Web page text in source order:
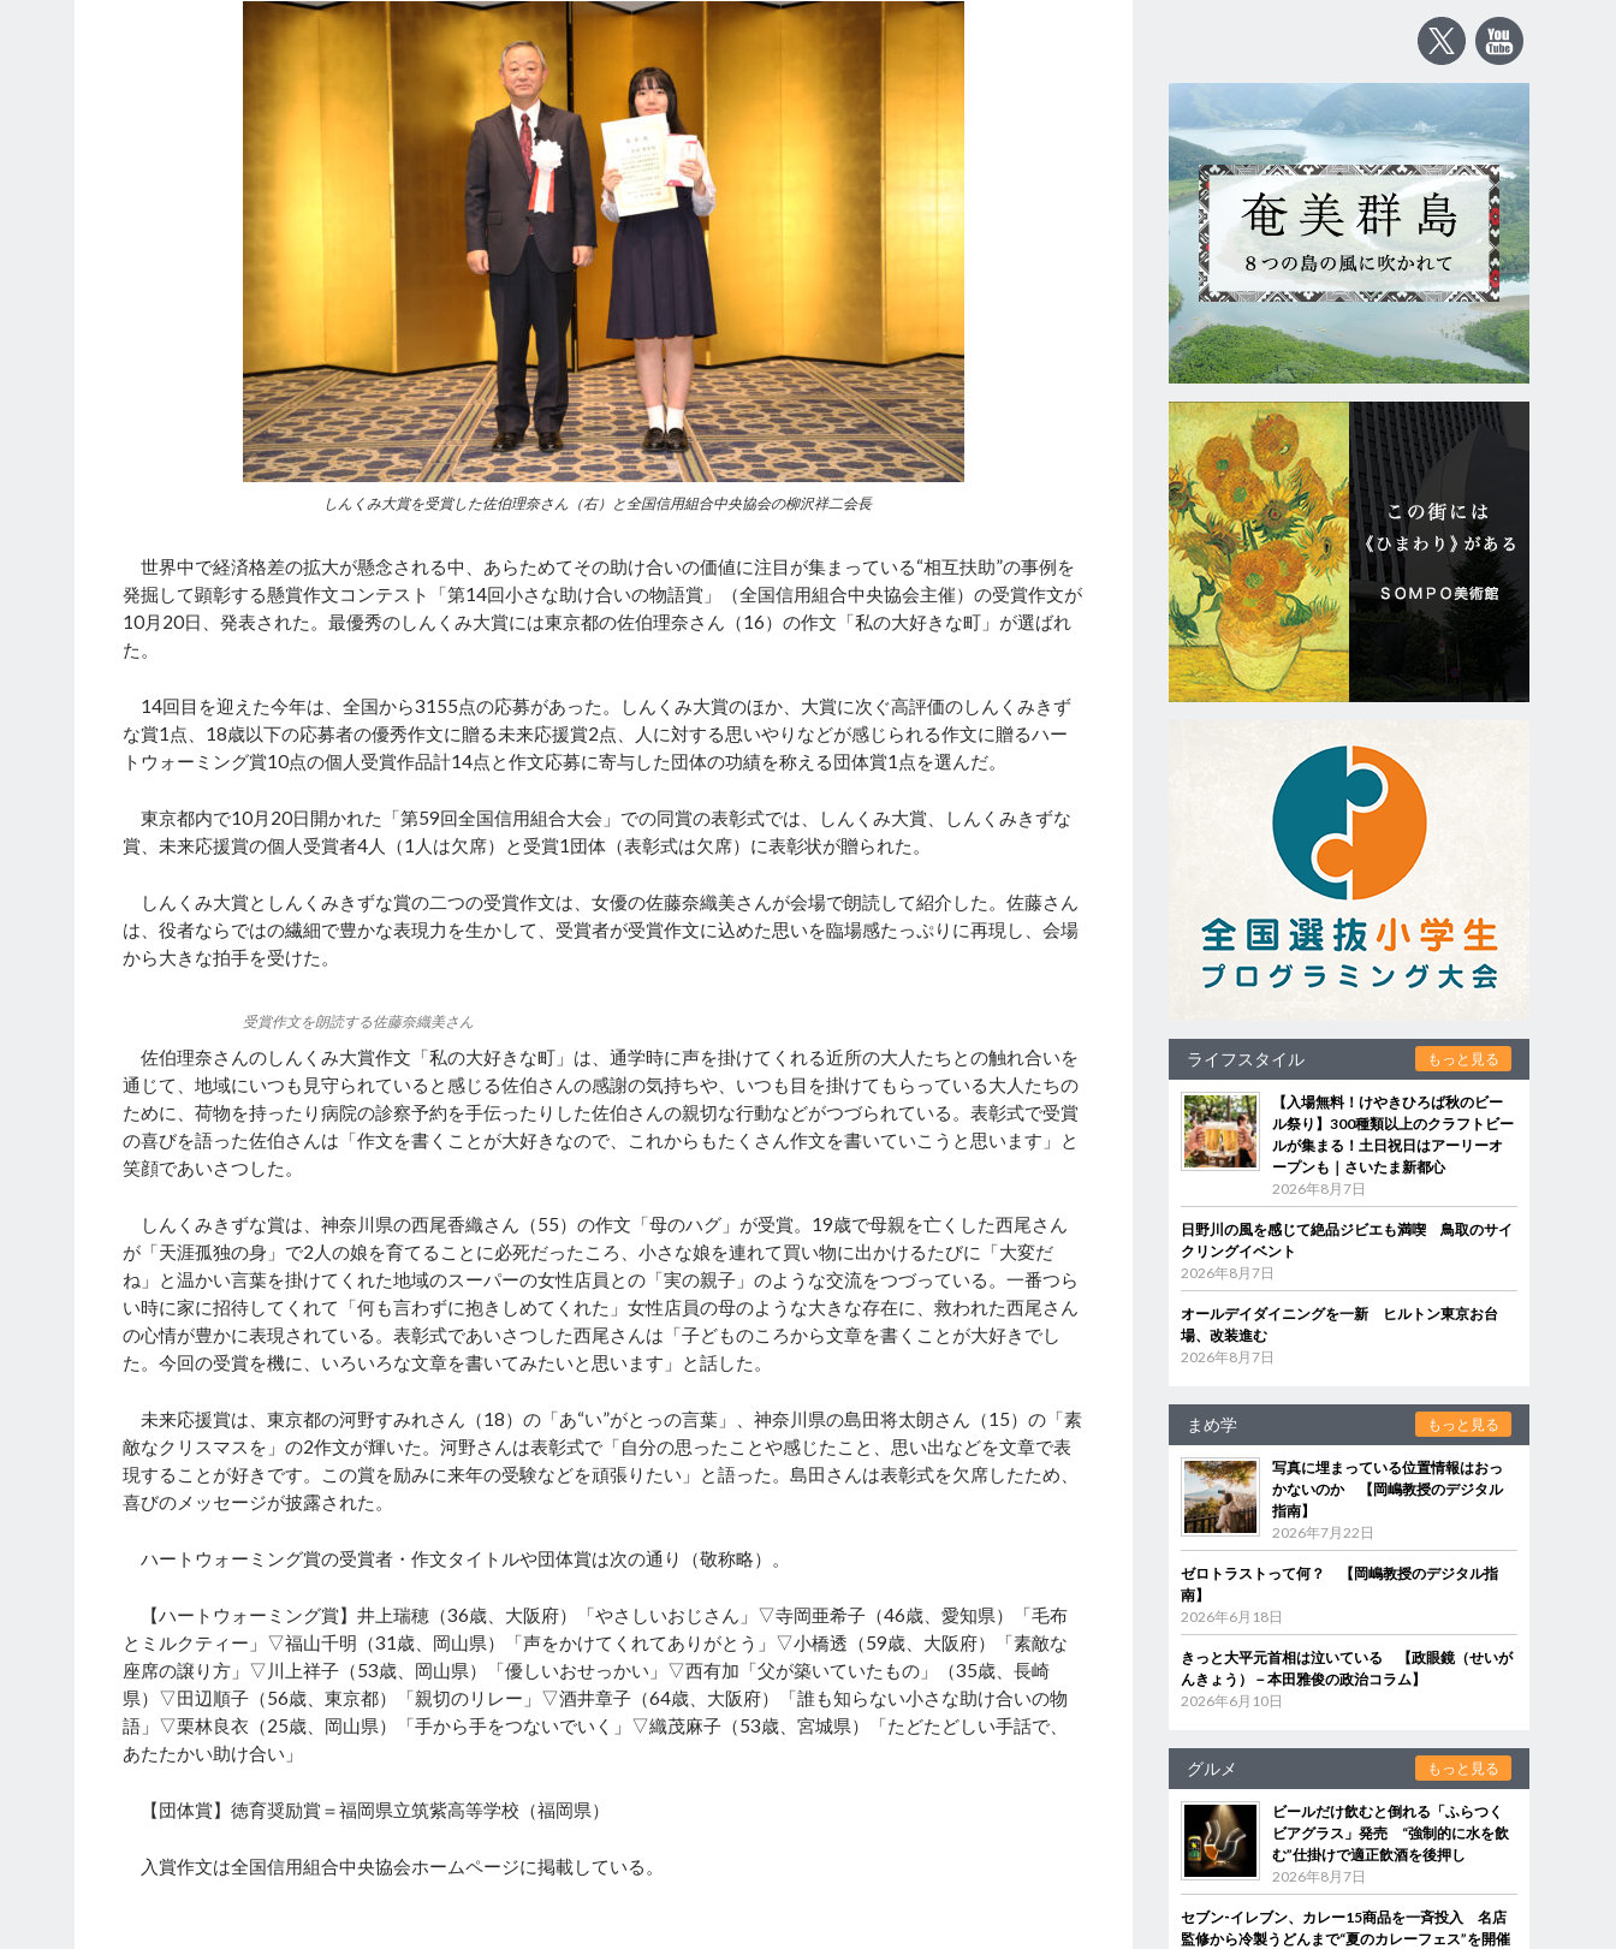
しんくみ大賞を受賞した佐伯理奈さん（右）と全国信用組合中央協会の柳沢祥二会長
世界中で経済格差の拡大が懸念される中、あらためてその助け合いの価値に注目が集まっている“相互扶助”の事例を
発掘して顕彰する懸賞作文コンテスト「第14回小さな助け合いの物語賞」（全国信用組合中央協会主催）の受賞作文が
10月20日、発表された。最優秀のしんくみ大賞には東京都の佐伯理奈さん（16）の作文「私の大好きな町」が選ばれ
た。
14回目を迎えた今年は、全国から3155点の応募があった。しんくみ大賞のほか、大賞に次ぐ高評価のしんくみきず
な賞1点、18歳以下の応募者の優秀作文に贈る未来応援賞2点、人に対する思いやりなどが感じられる作文に贈るハー
トウォーミング賞10点の個人受賞作品計14点と作文応募に寄与した団体の功績を称える団体賞1点を選んだ。
東京都内で10月20日開かれた「第59回全国信用組合大会」での同賞の表彰式では、しんくみ大賞、しんくみきずな
賞、未来応援賞の個人受賞者4人（1人は欠席）と受賞1団体（表彰式は欠席）に表彰状が贈られた。
しんくみ大賞としんくみきずな賞の二つの受賞作文は、女優の佐藤奈織美さんが会場で朗読して紹介した。佐藤さん
は、役者ならではの繊細で豊かな表現力を生かして、受賞者が受賞作文に込めた思いを臨場感たっぷりに再現し、会場
から大きな拍手を受けた。
受賞作文を朗読する佐藤奈織美さん
佐伯理奈さんのしんくみ大賞作文「私の大好きな町」は、通学時に声を掛けてくれる近所の大人たちとの触れ合いを
通じて、地域にいつも見守られていると感じる佐伯さんの感謝の気持ちや、いつも目を掛けてもらっている大人たちの
ために、荷物を持ったり病院の診察予約を手伝ったりした佐伯さんの親切な行動などがつづられている。表彰式で受賞
の喜びを語った佐伯さんは「作文を書くことが大好きなので、これからもたくさん作文を書いていこうと思います」と
笑顔であいさつした。
しんくみきずな賞は、神奈川県の西尾香織さん（55）の作文「母のハグ」が受賞。19歳で母親を亡くした西尾さん
が「天涯孤独の身」で2人の娘を育てることに必死だったころ、小さな娘を連れて買い物に出かけるたびに「大変だ
ね」と温かい言葉を掛けてくれた地域のスーパーの女性店員との「実の親子」のような交流をつづっている。一番つら
い時に家に招待してくれて「何も言わずに抱きしめてくれた」女性店員の母のような大きな存在に、救われた西尾さん
の心情が豊かに表現されている。表彰式であいさつした西尾さんは「子どものころから文章を書くことが大好きでし
た。今回の受賞を機に、いろいろな文章を書いてみたいと思います」と話した。
未来応援賞は、東京都の河野すみれさん（18）の「あ“い”がとっの言葉」、神奈川県の島田将太朗さん（15）の「素
敵なクリスマスを」の2作文が輝いた。河野さんは表彰式で「自分の思ったことや感じたこと、思い出などを文章で表
現することが好きです。この賞を励みに来年の受験などを頑張りたい」と語った。島田さんは表彰式を欠席したため、
喜びのメッセージが披露された。
ハートウォーミング賞の受賞者・作文タイトルや団体賞は次の通り（敬称略）。
【ハートウォーミング賞】井上瑞穂（36歳、大阪府）「やさしいおじさん」▽寺岡亜希子（46歳、愛知県）「毛布
とミルクティー」▽福山千明（31歳、岡山県）「声をかけてくれてありがとう」▽小橋透（59歳、大阪府）「素敵な
座席の譲り方」▽川上祥子（53歳、岡山県）「優しいおせっかい」▽西有加「父が築いていたもの」（35歳、長崎
県）▽田辺順子（56歳、東京都）「親切のリレー」▽酒井章子（64歳、大阪府）「誰も知らない小さな助け合いの物
語」▽栗林良衣（25歳、岡山県）「手から手をつないでいく」▽織茂麻子（53歳、宮城県）「たどたどしい手話で、
あたたかい助け合い」
【団体賞】徳育奨励賞＝福岡県立筑紫高等学校（福岡県）
入賞作文は全国信用組合中央協会ホームページに掲載している。
ライフスタイル もっと見る
【入場無料！けやきひろば秋のビー
ル祭り】300種類以上のクラフトビー
ルが集まる！土日祝日はアーリーオ
ープンも｜さいたま新都心
2026年8月7日
日野川の風を感じて絶品ジビエも満喫 鳥取のサイ
クリングイベント
2026年8月7日
オールデイダイニングを一新 ヒルトン東京お台
場、改装進む
2026年8月7日
まめ学 もっと見る
写真に埋まっている位置情報はおっ
かないのか 【岡嶋教授のデジタル
指南】
2026年7月22日
ゼロトラストって何？ 【岡嶋教授のデジタル指
南】
2026年6月18日
きっと大平元首相は泣いている 【政眼鏡（せいが
んきょう）－本田雅俊の政治コラム】
2026年6月10日
グルメ もっと見る
ビールだけ飲むと倒れる「ふらつく
ビアグラス」発売 “強制的に水を飲
む”仕掛けで適正飲酒を後押し
2026年8月7日
セブン‐イレブン、カレー15商品を一斉投入 名店
監修から冷製うどんまで“夏のカレーフェス”を開催